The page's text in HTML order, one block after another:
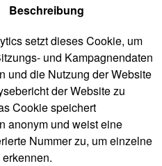
Beschreibung
setzt dieses Cookie, um
und Kampagnendaten
und die Nutzung der Website
der Website zu
Cookie speichert
anonym und weist eine
Nummer zu, um einzelne